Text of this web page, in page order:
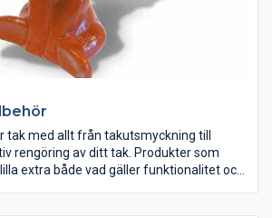
tak med allt från takutsmyckning till
rengöring av ditt tak. Produkter som
extra både vad gäller funktionalitet och